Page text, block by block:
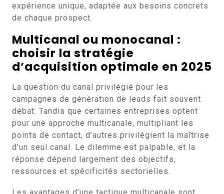
expérience unique, adaptée aux besoins concrets
de chaque prospect.
Multicanal ou monocanal :
choisir la stratégie
d’acquisition optimale en 2025
La question du canal privilégié pour les
campagnes de génération de leads fait souvent
débat. Tandis que certaines entreprises optent
pour une approche multicanale, multipliant les
points de contact, d’autres privilégient la maîtrise
d’un seul canal. Le dilemme est palpable, et la
réponse dépend largement des objectifs,
ressources et spécificités sectorielles.
Les avantages d’une tactique multicanale sont